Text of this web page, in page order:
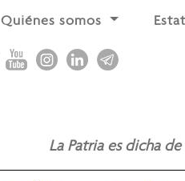
Quiénes somos
La Patria es dicha